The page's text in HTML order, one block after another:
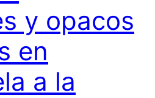
y opacos
en
a la